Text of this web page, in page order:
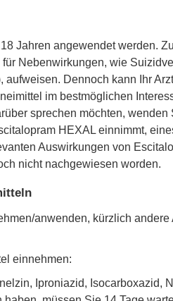
Jahren angewendet werden.
Nebenwirkungen, wie
Dennoch kann Ihr
im bestmöglichen
sprechen möchten,
HEXAL einnimmt,
Auswirkungen von
nicht nachgewiesen worden.
anwenden, kürzlich
einnehmen:
Iproniazid, Isocarboxazid,